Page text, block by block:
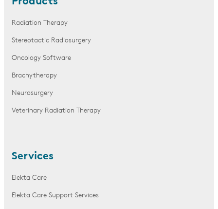
Radiation Therapy
Stereotactic Radiosurgery
Oncology Software
Brachytherapy
Neurosurgery
Veterinary Radiation Therapy
Services
Elekta Care
Elekta Care Support Services